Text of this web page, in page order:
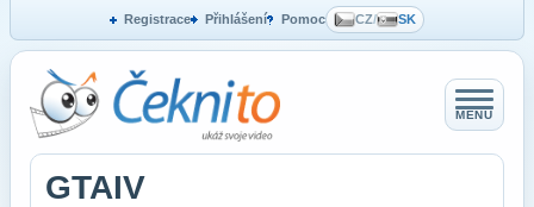
Registrace Přihlášení Pomoc CZ/ SK
MENU
GTAIV